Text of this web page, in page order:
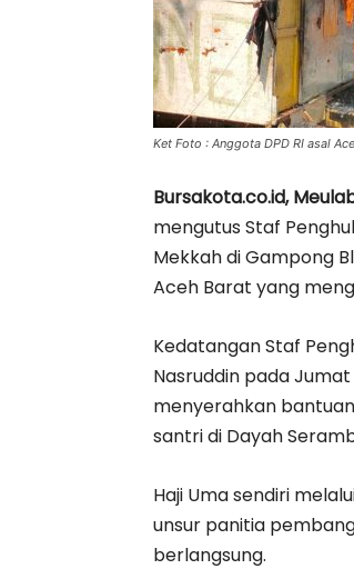
Ket Foto : Anggota DPD RI asal
Bursakota.co.id,
mengutus Staf
Mekkah di Gampong
Aceh Barat yang
Kedatangan Staf
Nasruddin pada
menyerahkan
santri di Dayah
Haji Uma sendiri
unsur panitia
berlangsung.